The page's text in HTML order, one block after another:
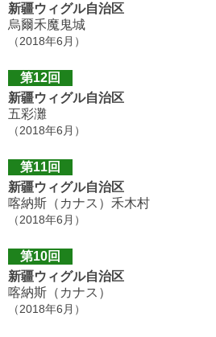
新疆ウィグル自治区
烏爾禾魔鬼城
（2018年6月）
第12回
新疆ウィグル自治区
五彩灘
（2018年6月）
第11回
新疆ウィグル自治区
喀納斯（カナス）禾木村
（2018年6月）
第10回
新疆ウィグル自治区
喀納斯（カナス）
（2018年6月）